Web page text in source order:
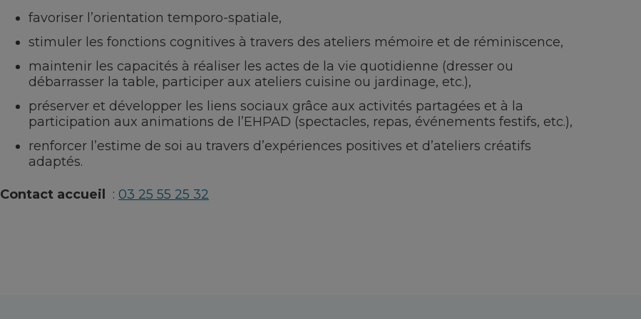
favoriser l’orientation temporo-spatiale,
stimuler les fonctions cognitives à travers des ateliers mémoire et de réminiscence,
maintenir les capacités à réaliser les actes de la vie quotidienne (dresser ou
débarrasser la table, participer aux ateliers cuisine ou jardinage, etc.),
préserver et développer les liens sociaux grâce aux activités partagées et à la
participation aux animations de l’EHPAD (spectacles, repas, événements festifs, etc.),
renforcer l’estime de soi au travers d’expériences positives et d’ateliers créatifs
adaptés.
Contact accueil : 03 25 55 25 32